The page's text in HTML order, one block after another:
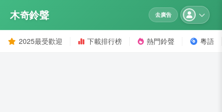
木奇鈴聲 去廣告
2025最受歡迎 下載排行榜 熱門鈴聲 粵語